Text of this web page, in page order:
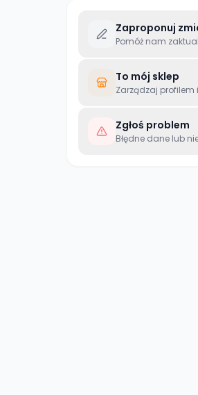
Zaproponuj
Pomóż nam
To mój sklep
Zarządzaj profilem
Zgłoś problem
Błędne dane lub